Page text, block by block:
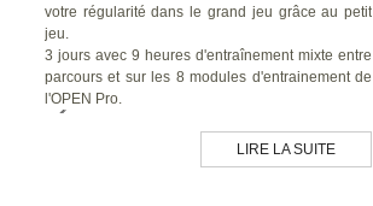
votre régularité dans le grand jeu grâce au petit
jeu.
3 jours avec 9 heures d'entraînement mixte entre
parcours et sur les 8 modules d'entrainement de
l'OPEN Pro.
LIRE LA SUITE